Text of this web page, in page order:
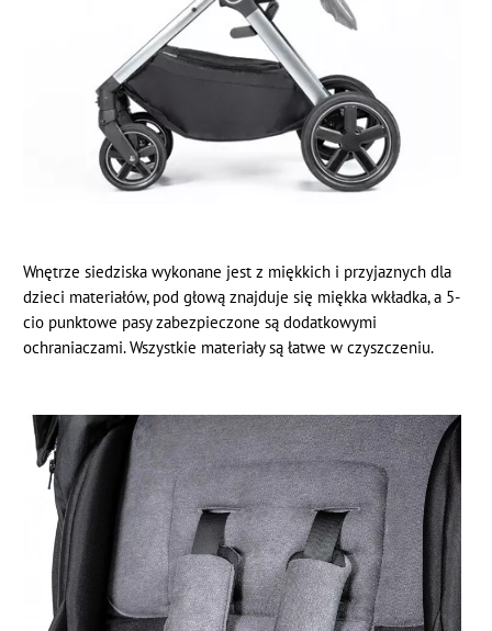
Wnętrze siedziska wykonane jest z miękkich i przyjaznych dla
dzieci materiałów, pod głową znajduje się miękka wkładka, a 5-
cio punktowe pasy zabezpieczone są dodatkowymi
ochraniaczami. Wszystkie materiały są łatwe w czyszczeniu.